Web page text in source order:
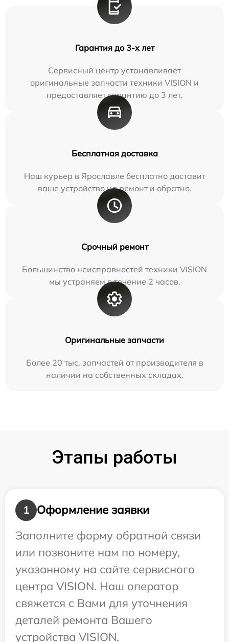
Гарантия до 3-х лет
Сервисный центр устанавливает
оригинальные запчасти техники VISION и
предоставляет гарантию до 3 лет.
Бесплатная доставка
Наш курьер в Ярославле бесплатно доставит
ваше устройство на ремонт и обратно.
Срочный ремонт
Большинство неисправностей техники VISION
мы устраняем в течение 2 часов.
Оригинальные запчасти
Более 20 тыс. запчастей от производителя в
наличии на собственных складах.
Этапы работы
1
Оформление заявки
Заполните форму обратной связи
или позвоните нам по номеру,
указанному на сайте сервисного
центра VISION. Наш оператор
свяжется с Вами для уточнения
деталей ремонта Вашего
устройства VISION.